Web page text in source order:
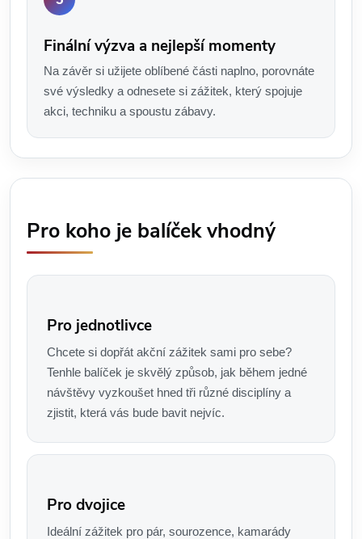
Finální výzva a nejlepší momenty
Na závěr si užijete oblíbené části naplno, porovnáte
své výsledky a odnesete si zážitek, který spojuje
akci, techniku a spoustu zábavy.
Pro koho je balíček vhodný
Pro jednotlivce
Chcete si dopřát akční zážitek sami pro sebe?
Tenhle balíček je skvělý způsob, jak během jedné
návštěvy vyzkoušet hned tři různé disciplíny a
zjistit, která vás bude bavit nejvíc.
Pro dvojice
Ideální zážitek pro pár, sourozence, kamarády